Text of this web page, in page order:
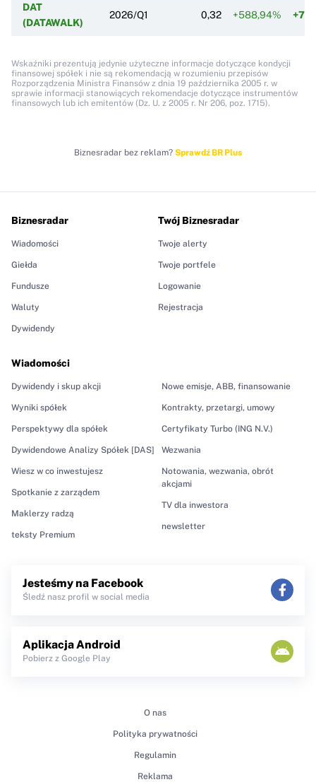
DAT
(DATAWALK)
2026/Q1 0,32 +588,94%
Wskaźniki prezentują jedynie użyteczne informacje dotyczące kondycji
finansowej spółek i nie są rekomendacją w rozumieniu przepisów
Rozporządzenia Ministra Finansów z dnia 19 października 2005 r. w
sprawie informacji stanowiących rekomendacje dotyczące instrumentów
finansowych lub ich emitentów (Dz. U. z 2005 r. Nr 206, poz. 1715).
Biznesradar bez reklam? Sprawdź BR Plus
Biznesradar
Wiadomości
Giełda
Fundusze
Waluty
Dywidendy
Wiadomości
Dywidendy i skup akcji
Wyniki spółek
Perspektywy dla spółek
Dywidendowe Analizy Spółek [DAS]
Wiesz w co inwestujesz
Spotkanie z zarządem
Maklerzy radzą
teksty Premium
Nowe emisje, ABB, finansowanie
Kontrakty, przetargi, umowy
Certyfikaty Turbo (ING N.V.)
Wezwania
Notowania, wezwania, obrót
akcjami
TV dla inwestora
newsletter
Twój Biznesradar
Twoje alerty
Twoje portfele
Logowanie
Rejestracja
Jesteśmy na Facebook
Śledź nasz profil w social media
Aplikacja Android
Pobierz z Google Play
O nas
Polityka prywatności
Regulamin
Reklama